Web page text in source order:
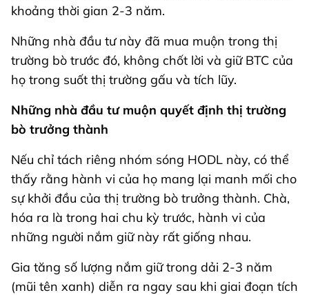
khoảng thời gian 2-3 năm.
Những nhà đầu tư này đã mua muộn trong thị
trường bò trước đó, không chốt lời và giữ BTC của
họ trong suốt thị trường gấu và tích lũy.
Những nhà đầu tư muộn quyết định thị trường
bò trưởng thành
Nếu chỉ tách riêng nhóm sóng HODL này, có thể
thấy rằng hành vi của họ mang lại manh mối cho
sự khởi đầu của thị trường bò trưởng thành. Chà,
hóa ra là trong hai chu kỳ trước, hành vi của
những người nắm giữ này rất giống nhau.
Gia tăng số lượng nắm giữ trong dải 2-3 năm
(mũi tên xanh) diễn ra ngay sau khi giai đoạn tích